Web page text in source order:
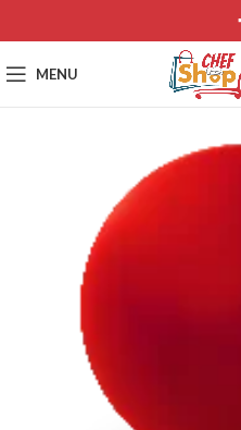
MENU